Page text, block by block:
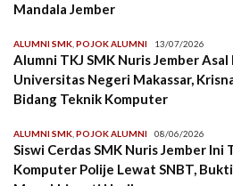
Mandala Jember
ALUMNI SMK POJOK ALUMNI 13/07/2026
Alumni TKJ SMK Nuris Jember
Universitas Negeri Makassar,
Bidang Teknik Komputer
ALUMNI SMK POJOK ALUMNI 08/06/2026
Siswi Cerdas SMK Nuris Jember Ini
Komputer Polije Lewat SNBT,